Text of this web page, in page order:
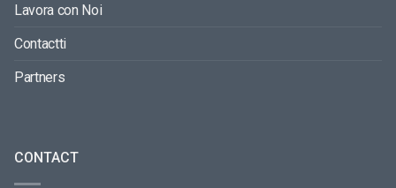
Lavora con Noi
Contactti
Partners
CONTACT